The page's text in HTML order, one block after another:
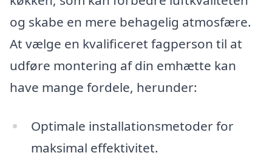
og skabe en mere behagelig atmosfære.
At vælge en kvalificeret fagperson til at
udføre montering af din emhætte kan
have mange fordele, herunder:
Optimale installationsmetoder for
maksimal effektivitet.